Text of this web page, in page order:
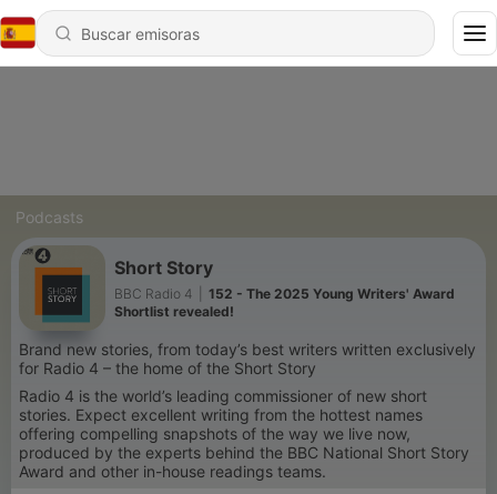
Podcasts
Short Story
BBC Radio 4
152 - The 2025 Young Writers' Award
Shortlist revealed!
Brand new stories, from today’s best writers written exclusively
for Radio 4 – the home of the Short Story
Radio 4 is the world’s leading commissioner of new short
stories. Expect excellent writing from the hottest names
offering compelling snapshots of the way we live now,
produced by the experts behind the BBC National Short Story
Award and other in-house readings teams.